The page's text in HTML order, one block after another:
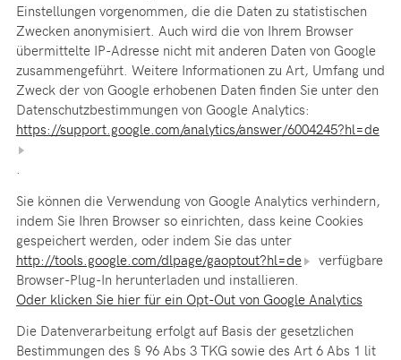
Einstellungen vorgenommen, die die Daten zu statistischen
Zwecken anonymisiert. Auch wird die von Ihrem Browser
übermittelte IP-Adresse nicht mit anderen Daten von Google
zusammengeführt. Weitere Informationen zu Art, Umfang und
Zweck der von Google erhobenen Daten finden Sie unter den
Datenschutzbestimmungen von Google Analytics:
https://support.google.com/analytics/answer/6004245?hl=de
.
Sie können die Verwendung von Google Analytics verhindern,
indem Sie Ihren Browser so einrichten, dass keine Cookies
gespeichert werden, oder indem Sie das unter
http://tools.google.com/dlpage/gaoptout?hl=de
verfügbare
Browser-Plug-In herunterladen und installieren.
Oder klicken Sie hier für ein Opt-Out von Google Analytics
Die Datenverarbeitung erfolgt auf Basis der gesetzlichen
Bestimmungen des § 96 Abs 3 TKG sowie des Art 6 Abs 1 lit